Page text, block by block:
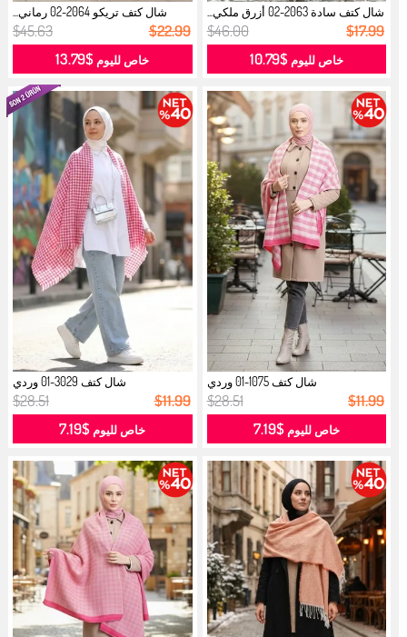
شال كتف سادة 2063-02 أزرق ملكي...
$46.00 $17.99
خاص لليوم$10.79
شال كتف تريكو 2064-02 رماني...
$45.63 $22.99
خاص لليوم $13.79
شال كتف 1075-01 وردي
$28.51 $11.99
خاص لليوم$7.19
شال كتف 3029-01 وردي
$28.51 $11.99
خاص لليوم $7.19